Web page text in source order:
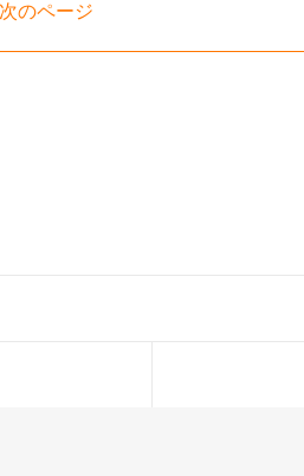
次のページ